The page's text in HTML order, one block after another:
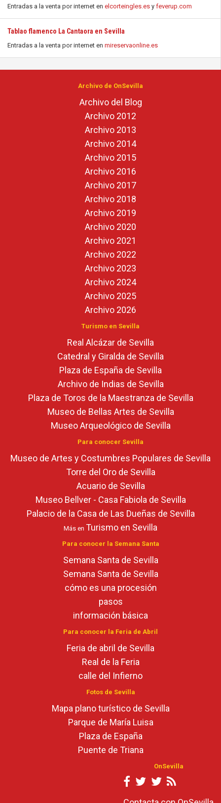
Entradas a la venta por internet en elcorteingles.es y feverup.com
Tablao flamenco La Cantaora en Sevilla
Entradas a la venta por internet en mireservaonline.es
Archivo de OnSevilla
Archivo del Blog
Archivo 2012
Archivo 2013
Archivo 2014
Archivo 2015
Archivo 2016
Archivo 2017
Archivo 2018
Archivo 2019
Archivo 2020
Archivo 2021
Archivo 2022
Archivo 2023
Archivo 2024
Archivo 2025
Archivo 2026
Turismo en Sevilla
Real Alcázar de Sevilla
Catedral y Giralda de Sevilla
Plaza de España de Sevilla
Archivo de Indias de Sevilla
Plaza de Toros de la Maestranza de Sevilla
Museo de Bellas Artes de Sevilla
Museo Arqueológico de Sevilla
Para conocer Sevilla
Museo de Artes y Costumbres Populares de Sevilla
Torre del Oro de Sevilla
Acuario de Sevilla
Museo Bellver - Casa Fabiola de Sevilla
Palacio de la Casa de Las Dueñas de Sevilla
Más en Turismo en Sevilla
Para conocer la Semana Santa
Semana Santa de Sevilla
Semana Santa de Sevilla
cómo es una procesión
pasos
información básica
Para conocer la Feria de Abril
Feria de abril de Sevilla
Real de la Feria
calle del Infierno
Fotos de Sevilla
Mapa plano turístico de Sevilla
Parque de María Luisa
Plaza de España
Puente de Triana
OnSevilla